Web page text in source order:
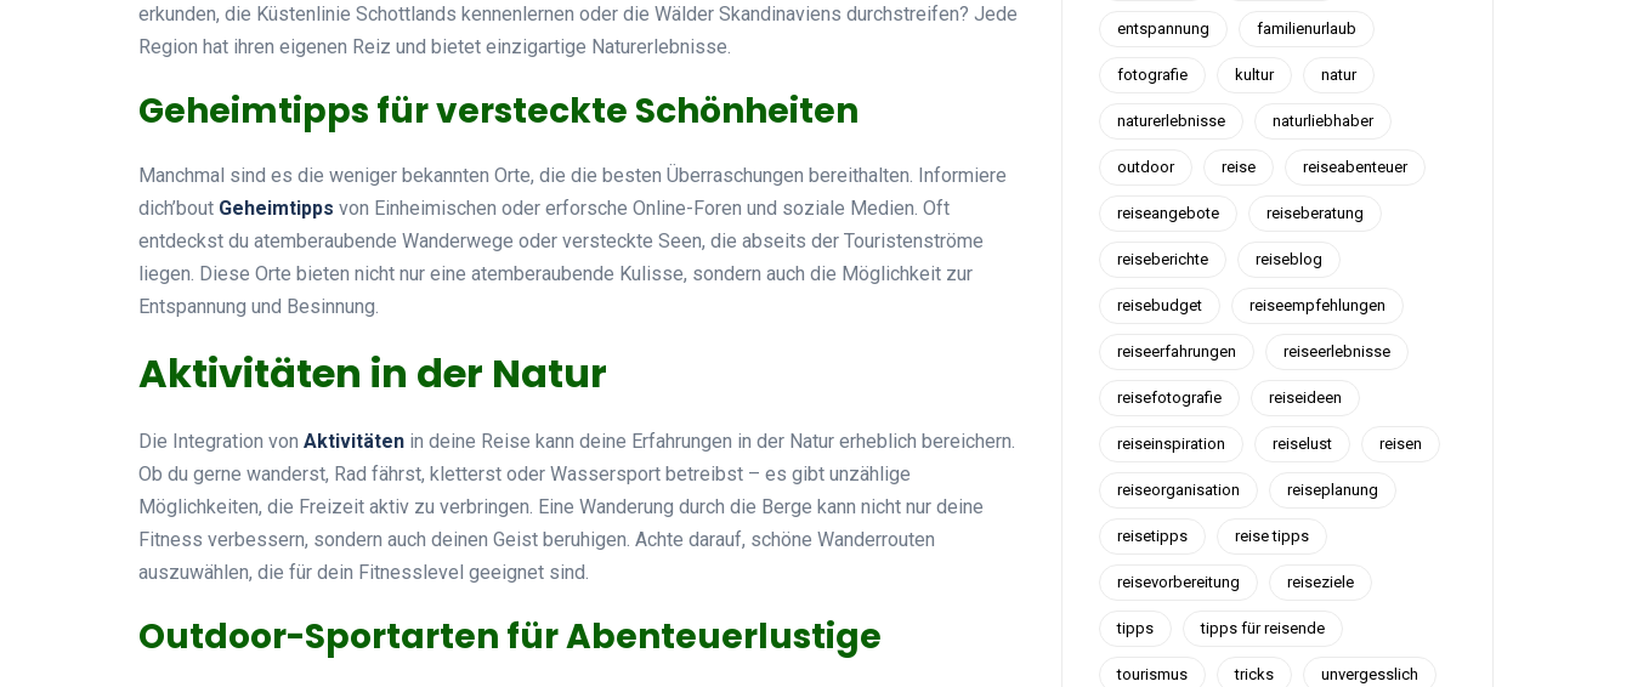
erkunden, die Küstenlinie Schottlands kennenlernen oder die Wälder Skandinaviens durchstreifen? Jede
Region hat ihren eigenen Reiz und bietet einzigartige Naturerlebnisse.
Geheimtipps für versteckte Schönheiten
Manchmal sind es die weniger bekannten Orte, die die besten Überraschungen bereithalten. Informiere
dich’bout Geheimtipps von Einheimischen oder erforsche Online-Foren und soziale Medien. Oft
entdeckst du atemberaubende Wanderwege oder versteckte Seen, die abseits der Touristenströme
liegen. Diese Orte bieten nicht nur eine atemberaubende Kulisse, sondern auch die Möglichkeit zur
Entspannung und Besinnung.
Aktivitäten in der Natur
Die Integration von Aktivitäten in deine Reise kann deine Erfahrungen in der Natur erheblich bereichern.
Ob du gerne wanderst, Rad fährst, kletterst oder Wassersport betreibst – es gibt unzählige
Möglichkeiten, die Freizeit aktiv zu verbringen. Eine Wanderung durch die Berge kann nicht nur deine
Fitness verbessern, sondern auch deinen Geist beruhigen. Achte darauf, schöne Wanderrouten
auszuwählen, die für dein Fitnesslevel geeignet sind.
Outdoor-Sportarten für Abenteuerlustige
entspannung familienurlaub
fotografie kultur natur
naturerlebnisse naturliebhaber
outdoor reise reiseabenteuer
reiseangebote reiseberatung
reiseberichte reiseblog
reisebudget reiseempfehlungen
reiseerfahrungen reiseerlebnisse
reisefotografie reiseideen
reiseinspiration reiselust reisen
reiseorganisation reiseplanung
reisetipps reise tipps
reisevorbereitung reiseziele
tipps tipps für reisende
tourismus tricks unvergesslich